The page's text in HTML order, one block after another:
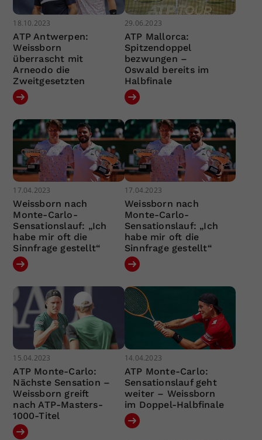
18.10.2023
ATP Antwerpen:
Weissborn
überrascht mit
Arneodo die
Zweitgesetzten
29.06.2023
ATP Mallorca:
Spitzendoppel
bezwungen –
Oswald bereits im
Halbfinale
17.04.2023
Weissborn nach
Monte-Carlo-
Sensationslauf: „Ich
habe mir oft die
Sinnfrage gestellt“
17.04.2023
Weissborn nach
Monte-Carlo-
Sensationslauf: „Ich
habe mir oft die
Sinnfrage gestellt“
15.04.2023
ATP Monte-Carlo:
Nächste Sensation –
Weissborn greift
nach ATP-Masters-
1000-Titel
14.04.2023
ATP Monte-Carlo:
Sensationslauf geht
weiter – Weissborn
im Doppel-Halbfinale